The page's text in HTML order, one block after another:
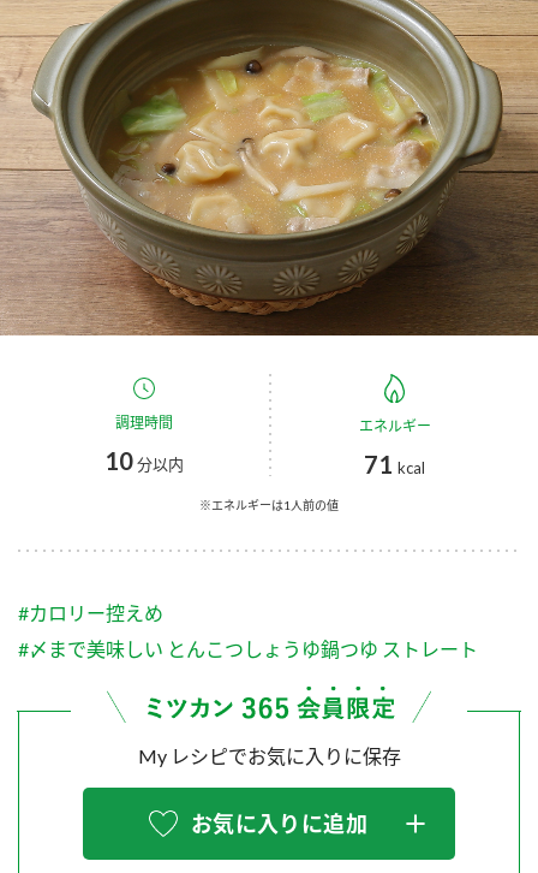
酢
お酢ドリンク ぽん酢
みりん風・料理酒 鍋用調味料
つゆ
スープ 中華
ふりかけ
炊き込みご飯の素 米飯用調味液
Fibee
新商品一覧
キャンペーン情報
ブランド・スペシャルサイト
ブランド・スペシャルサイト トップ
商品ブランドサイト
Fibee（ファイビー）
くらしプラ酢
お酢ドリンク
つゆ
納豆のサイト
三ツ判山吹
スペシャルサイト
お酢を知ろう！
企業情報
国内事業概要
企業理念
ミツカンの歴史
ミツカンを知る
環境への取り組み
MIM（ミツカンミュージアム）
お客様相談センター
お客様の声をいかしました
販売終了製品のご案内
よくあるご質問
調理時間
10分以内
エネルギー
71 kcal
※エネルギーは1人前の値
#カロリー控えめ
#〆まで美味しい とんこつしょうゆ鍋つゆ ストレート
My レシピでお気に入りに保存
お気に入りに追加